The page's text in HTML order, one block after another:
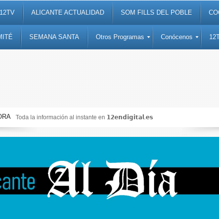
ALICANTE ACTUALIDAD SOM FILLS DEL POBLE
SEMANA SANTA Otros Programas Conócenos
la información al instante en 𝟭𝟮𝗲𝗻𝗱𝗶𝗴𝗶𝘁𝗮𝗹.𝗲𝘀